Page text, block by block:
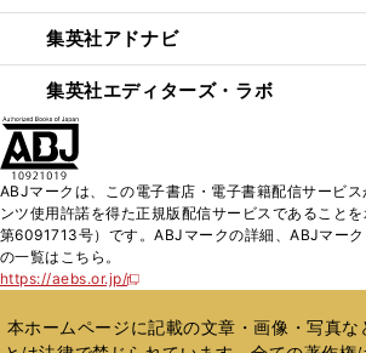
集英社アドナビ
集英社エディターズ・ラボ
ABJマークは、この電子書店・電子書籍配信サービ
ンツ使用許諾を得た正規版配信サービスであること
第6091713号）です。ABJマークの詳細、ABJマー
の一覧はこちら。
https://aebs.or.jp/
新
い
ウ
本ホームページに記載の文章・画像・写真な